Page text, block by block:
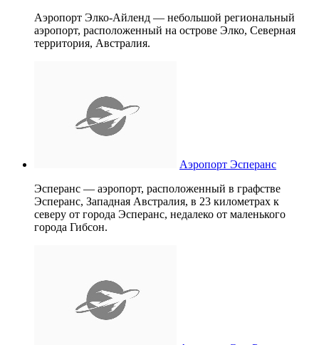
Аэропорт Элко-Айленд — небольшой региональный
аэропорт, расположенный на острове Элко, Северная
территория, Австралия.
Аэропорт Эсперанс
Эсперанс — аэропорт, расположенный в графстве
Эсперанс, Западная Австралия, в 23 километрах к
северу от города Эсперанс, недалеко от маленького
города Гибсон.